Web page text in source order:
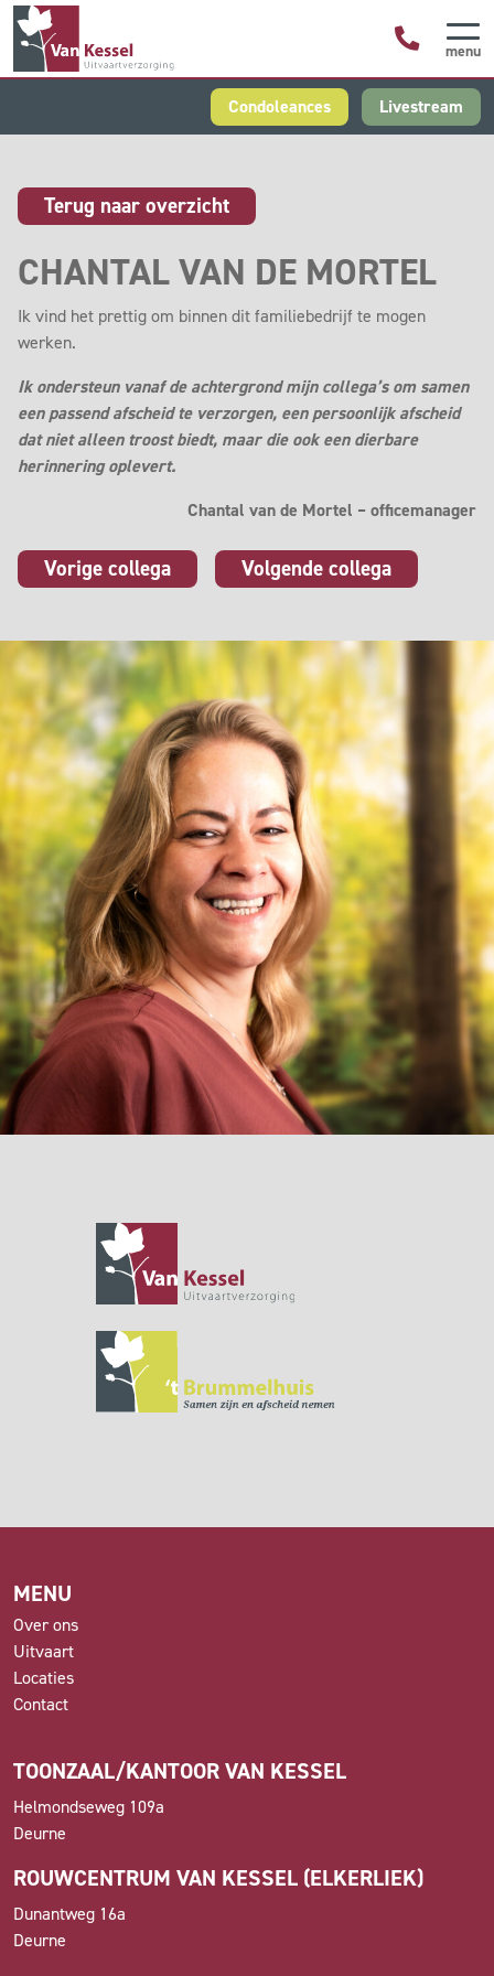
menu
Condoleances Livestream
Terug naar overzicht
CHANTAL VAN DE MORTEL
Ik vind het prettig om binnen dit familiebedrijf te mogen
werken.
Ik ondersteun vanaf de achtergrond mijn collega’s om samen
een passend afscheid te verzorgen, een persoonlijk afscheid
dat niet alleen troost biedt, maar die ook een dierbare
herinnering oplevert.
Chantal van de Mortel – officemanager
Vorige collega Volgende collega
MENU
Over ons
Uitvaart
Locaties
Contact
TOONZAAL/KANTOOR VAN KESSEL
Helmondseweg 109a
Deurne
ROUWCENTRUM VAN KESSEL (ELKERLIEK)
Dunantweg 16a
Deurne